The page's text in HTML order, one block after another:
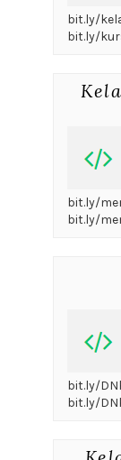
bit.ly/
bit.ly/
bit.ly/
bit.ly/
bit.ly/
bit.ly/